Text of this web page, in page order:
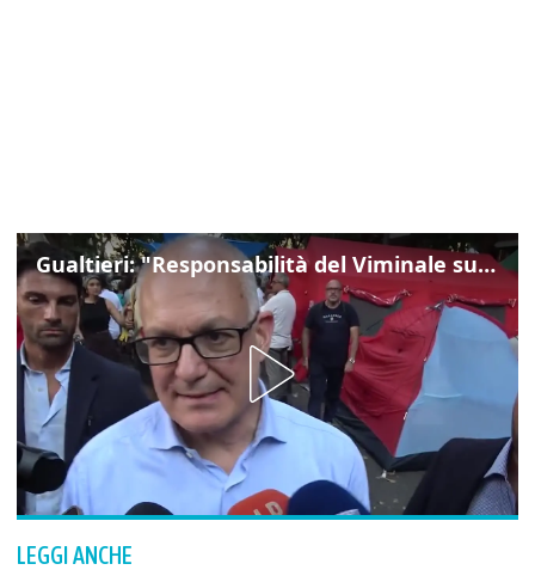
Gualtieri: "Responsabilità del Viminale su Spin Time? La posizione dei partiti è nota"
LEGGI ANCHE